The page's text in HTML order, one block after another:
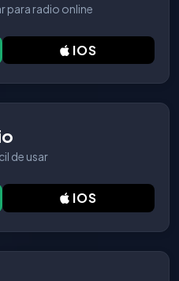
para radio online
IOS
de usar
IOS